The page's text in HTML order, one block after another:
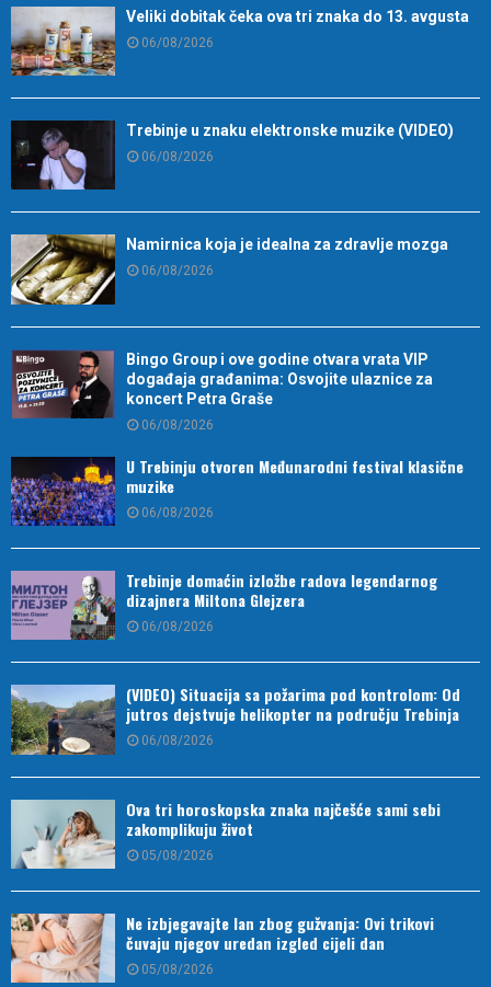
Veliki dobitak čeka ova tri znaka do 13. avgusta
06/08/2026
Trebinje u znaku elektronske muzike (VIDEO)
06/08/2026
Namirnica koja je idealna za zdravlje mozga
06/08/2026
Bingo Group i ove godine otvara vrata VIP
događaja građanima: Osvojite ulaznice za
koncert Petra Graše
06/08/2026
U Trebinju otvoren Međunarodni festival klasične
muzike
06/08/2026
Trebinje domaćin izložbe radova legendarnog
dizajnera Miltona Glejzera
06/08/2026
(VIDEO) Situacija sa požarima pod kontrolom: Od
jutros dejstvuje helikopter na području Trebinja
06/08/2026
Ova tri horoskopska znaka najčešće sami sebi
zakomplikuju život
05/08/2026
Ne izbjegavajte lan zbog gužvanja: Ovi trikovi
čuvaju njegov uredan izgled cijeli dan
05/08/2026